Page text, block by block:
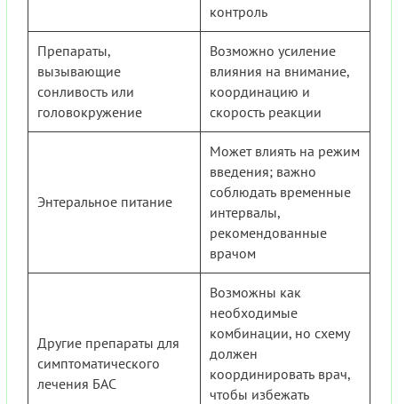
контроль
Препараты,
вызывающие
сонливость или
головокружение
Возможно усиление
влияния на внимание,
координацию и
скорость реакции
Энтеральное питание
Может влиять на режим
введения; важно
соблюдать временные
интервалы,
рекомендованные
врачом
Другие препараты для
симптоматического
лечения БАС
Возможны как
необходимые
комбинации, но схему
должен
координировать врач,
чтобы избежать